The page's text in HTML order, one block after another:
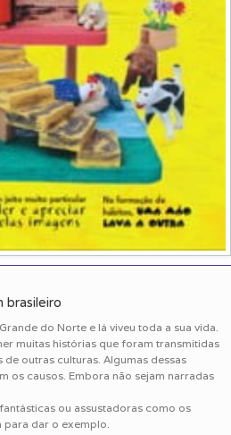
brasileiro
do Norte e lá viveu toda a sua vida.
muitas histórias que foram transmitidas
outras culturas. Algumas dessas
os causos. Embora não sejam narradas
ou assustadoras como os
para dar o exemplo.